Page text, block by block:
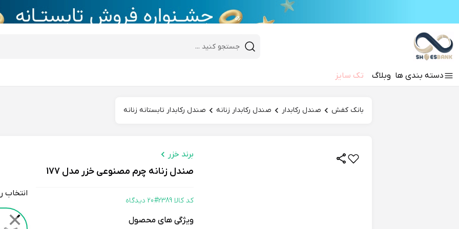
desktop header search
دسته‌ بندی‌ ها وبلاگ تک سایزHi there!
بانک کفش صندل رکابدار صندل رکابدار زنانه صندل رکابدار تابستانه زنانه
برند خزر
صندل زنانه چرم مصنوعی خزر مدل 177
کد کالا 2389# 20 دیدگاه
ویژگی های محصول
انتخاب
Color
✕